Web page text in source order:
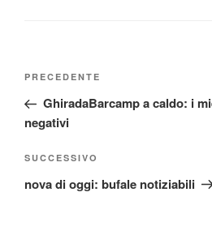
Navigazione
Articolo
precedente:
PRECEDENTE
GhiradaBarcamp a caldo: i
negativi
Articolo
successivo
SUCCESSIVO
nova di oggi: bufale notiziabili